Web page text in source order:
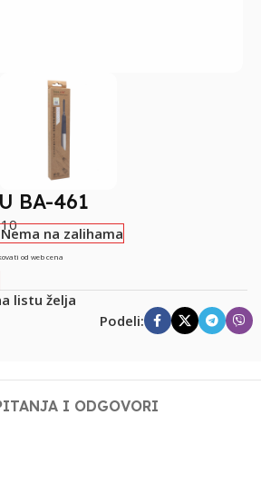
BA-461
Nema na zalihama
od web cena
listu želja
Podeli:
I ODGOVORI